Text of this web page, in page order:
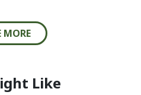
MORE
Like